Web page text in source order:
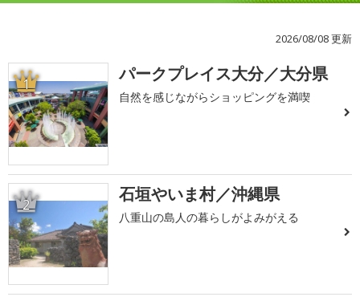
2026/08/08 更新
1 パークプレイス大分／大分県
自然を感じながらショッピングを満喫
2 石垣やいま村／沖縄県
八重山の島人の暮らしがよみがえる